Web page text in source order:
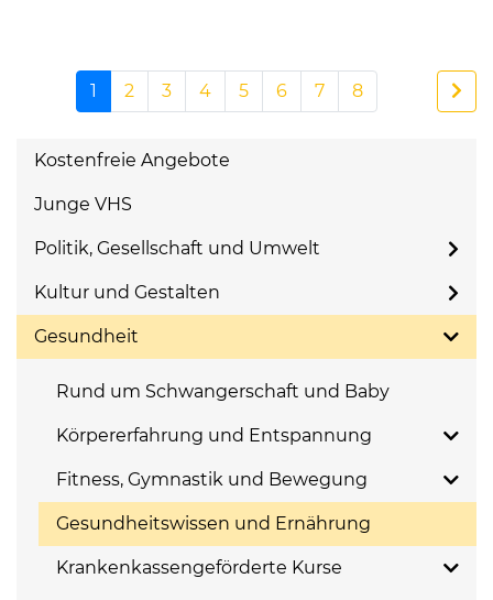
1 2 3 4 5 6 7 8
Kostenfreie Angebote
Junge VHS
Politik, Gesellschaft und Umwelt
Kultur und Gestalten
Gesundheit
Rund um Schwangerschaft und Baby
Körpererfahrung und Entspannung
Fitness, Gymnastik und Bewegung
Gesundheitswissen und Ernährung
Krankenkassengeförderte Kurse